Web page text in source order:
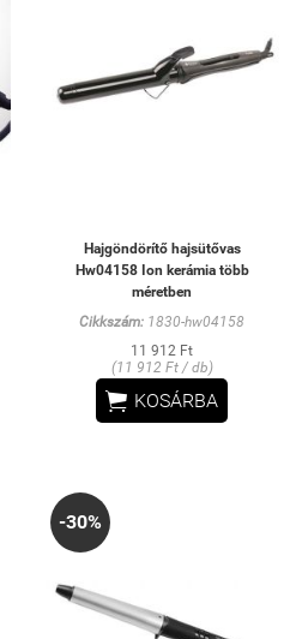
Hajgöndörítő hajsütővas
Hw04158 Ion kerámia több
méretben
Cikkszám: 1830-hw04158
11 912 Ft
(11 912 Ft / db)
 KOSÁRBA
-30%